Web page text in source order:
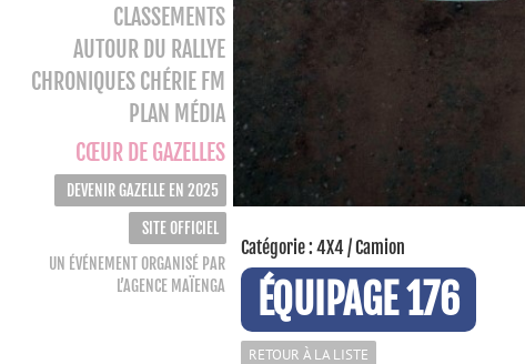
CLASSEMENTS
AUTOUR DU RALLYE
CHRONIQUES CHÉRIE FM
PLAN MÉDIA
CŒUR DE GAZELLES
DEVENIR GAZELLE EN 2025
SITE OFFICIEL
UN ÉVÉNEMENT ORGANISÉ PAR
L’AGENCE MAÏENGA
Catégorie : 4X4 / Camion
ÉQUIPAGE 176
RETOUR À LA LISTE